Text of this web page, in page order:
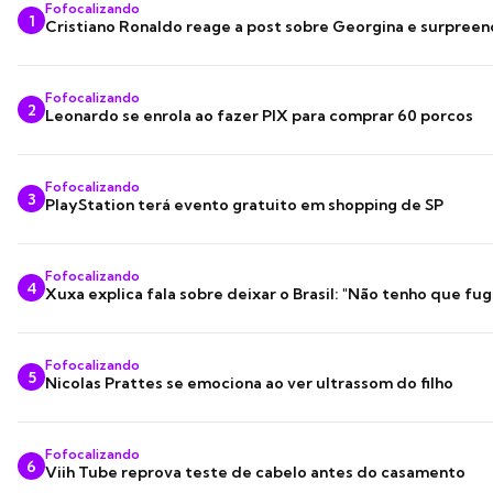
1
Fofocalizando
Cristiano Ronaldo reage a post sobre Georgina e
2
Fofocalizando
Leonardo se enrola ao fazer PIX para comprar 60 porcos
3
Fofocalizando
PlayStation terá evento gratuito em shopping de SP
4
Fofocalizando
Xuxa explica fala sobre deixar o Brasil: "Não tenho que
5
Fofocalizando
Nicolas Prattes se emociona ao ver ultrassom do filho
6
Fofocalizando
Viih Tube reprova teste de cabelo antes do casamento